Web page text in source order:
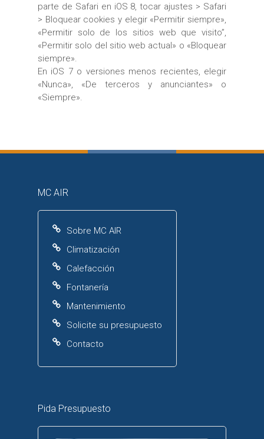
parte de Safari en iOS 8, tocar ajustes > Safari
> Bloquear cookies y elegir «Permitir siempre»,
«Permitir solo de los sitios web que visito”,
«Permitir solo del sitio web actual» o «Bloquear
siempre».
En iOS 7 o versiones menos recientes, elegir
«Nunca», «De terceros y anunciantes» o
«Siempre».
MC AIR
Sobre MC AIR
Climatización
Calefacción
Fontanería
Mantenimiento
Solicite su presupuesto
Contacto
Pida Presupuesto